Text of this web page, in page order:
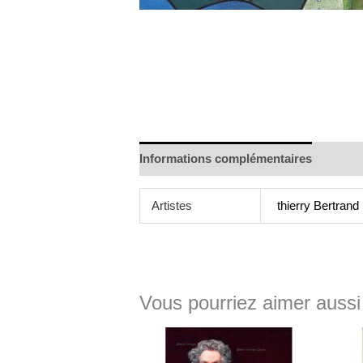
Informations complémentaires
Artistes thierry Bertrand
Vous pourriez aimer